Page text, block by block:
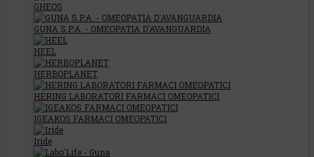
GHEOS
GUNA S.P.A. - OMEOPATIA D'AVANGUARDIA
HEEL
HERBOPLANET
HERING LABORATORI FARMACI OMEOPATICI
IGEAKOS FARMACI OMEOPATICI
Iride